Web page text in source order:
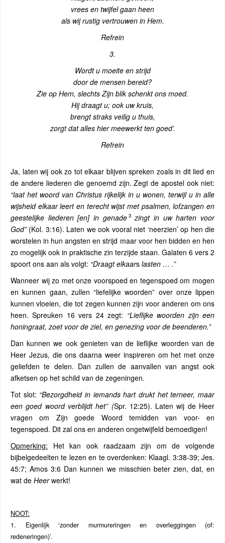
vrees en twijfel gaan heen
als wij rustig vertrouwen in Hem.
Refrein
3.
Wordt u moeite en strijd
door de mensen bereid?
Zie op Hem, slechts Zijn blik schenkt ons moed.
Hij draagt u; ook uw kruis,
brengt straks veilig u thuis,
zorgt dat alles hier meewerkt ten goed’.
Refrein
Ja, laten wij ook zo tot elkaar blijven spreken zoals in dit lied en
de andere liederen die genoemd zijn. Zegt de apostel ook niet:
“laat het woord van Christus rijkelijk in u wonen, terwijl u in alle
wijsheid elkaar leert en terecht wijst met psalmen, lofzangen en
geestelijke liederen [en] in genade 3zingt in uw harten voor
God” (Kol. 3:16). Laten we ook vooral niet ‘neerzien’ op hen die
worstelen in hun angsten en strijd maar voor hen bidden en hen
zo mogelijk ook in praktische zin terzijde staan. Galaten 6 vers 2
spoort ons aan als volgt: “Draagt elkaars lasten … .”
Wanneer wij zo met onze voorspoed en tegenspoed om mogen
en kunnen gaan, zullen “liefelijke woorden” over onze lippen
kunnen vloeien, die tot zegen kunnen zijn voor anderen om ons
heen. Spreuken 16 vers 24 zegt: “Lieflijke woorden zijn een
honingraat, zoet voor de ziel, en genezing voor de beenderen.”
Dan kunnen we ook genieten van de lieflijke woorden van de
Heer Jezus, die ons daarna weer inspireren om het met onze
geliefden te delen. Dan zullen de aanvallen van angst ook
afketsen op het schild van de zegeningen.
Tot slot: “Bezorgdheid in iemands hart drukt het terneer, maar
een goed woord verblijdt het” (Spr. 12:25). Laten wij de Heer
vragen om Zijn goede Woord temidden van voor- en
tegenspoed. Dit zal ons en anderen ongetwijfeld bemoedigen!
Opmerking: Het kan ook raadzaam zijn om de volgende
bijbelgedeelten te lezen en te overdenken: Klaagl. 3:38-39; Jes.
45:7; Amos 3:6 Dan kunnen we misschien beter zien, dat, en
wat de Heerwerkt!
NOOT:
1. Eigenlijk ‘zonder murmureringen en overleggingen (of:
redeneringen)’.